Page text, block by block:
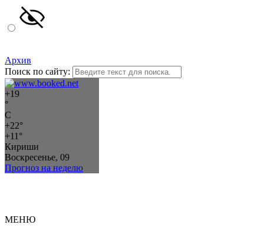
Архив
Поиск по сайту:
+19
°
C
+22°
+11°
Кириши
Воскресенье, 09
Прогноз на неделю
МЕНЮ